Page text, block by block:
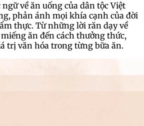
về ăn uống của dân tộc Việt
phản ánh mọi khía cạnh của đời
thực. Từ những lời răn dạy về
ăn đến cách thưởng thức,
trị văn hóa trong từng bữa ăn.